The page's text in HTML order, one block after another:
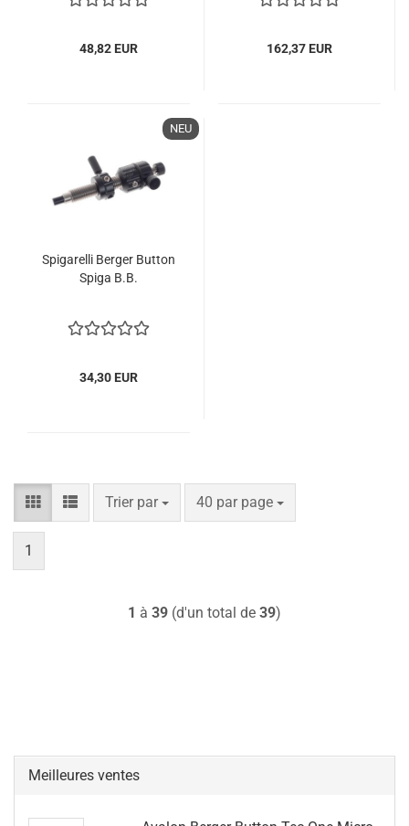
48,82 EUR 162,37 EUR
NEU
Spigarelli Berger Button
Spiga B.B.
34,30 EUR
Trier par
Trier par 40 par page
par page
1
1 à 39 (d'un total de 39)
Meilleures ventes